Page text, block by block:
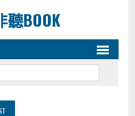
聽BOOK